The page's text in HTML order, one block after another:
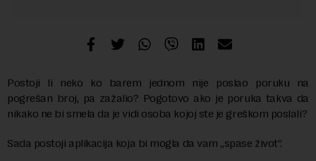
Postoji li neko ko barem jednom nije poslao poruku na
pogrešan broj, pa zažalio? Pogotovo ako je poruka takva da
nikako ne bi smela da je vidi osoba kojoj ste je greškom poslali?
Sada postoji aplikacija koja bi mogla da vam „spase život”.